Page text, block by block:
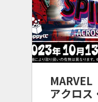
MARVEL
アクロス